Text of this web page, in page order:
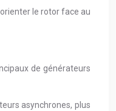
le rotor face au
de générateurs
asynchrones, plus